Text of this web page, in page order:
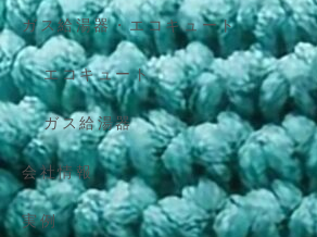
ガス給湯器・エコキュート
エコキュート
ガス給湯器
会社情報
実例